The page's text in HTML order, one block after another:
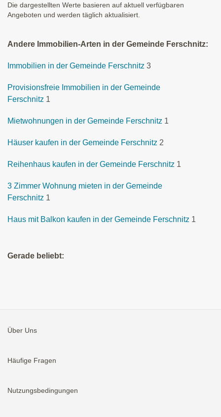
Die dargestellten Werte basieren auf aktuell verfügbaren
Angeboten und werden täglich aktualisiert.
Andere Immobilien-Arten in der Gemeinde Ferschnitz:
Immobilien in der Gemeinde Ferschnitz 3
Provisionsfreie Immobilien in der Gemeinde
Ferschnitz 1
Mietwohnungen in der Gemeinde Ferschnitz 1
Häuser kaufen in der Gemeinde Ferschnitz 2
Reihenhaus kaufen in der Gemeinde Ferschnitz 1
3 Zimmer Wohnung mieten in der Gemeinde
Ferschnitz 1
Haus mit Balkon kaufen in der Gemeinde Ferschnitz 1
Gerade beliebt:
Über Uns
Häufige Fragen
Nutzungsbedingungen